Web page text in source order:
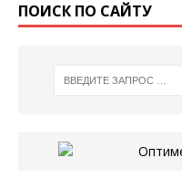
ПОИСК ПО САЙТУ